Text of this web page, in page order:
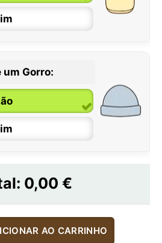
Gorro:
0,00 €
AO CARRINHO